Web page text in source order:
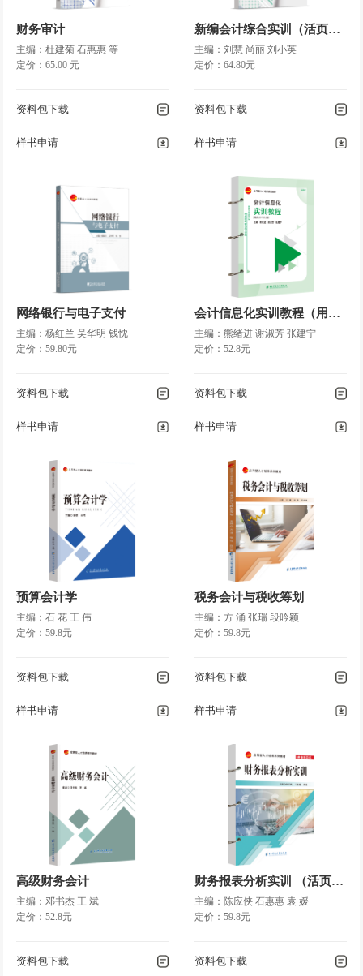
财务审计
主编：杜建菊 石惠惠 等
定价：65.00 元
资料包下载
样书申请
新编会计综合实训（活页式）
主编：刘慧 尚丽 刘小英
定价：64.80元
资料包下载
样书申请
网络银行与电子支付
主编：杨红兰 吴华明 钱忱
定价：59.80元
资料包下载
样书申请
会计信息化实训教程（用友U8V10.1版）（活页式 ）
主编：熊绪进 谢淑芳 张建宁
定价：52.8元
资料包下载
样书申请
预算会计学
主编：石 花 王 伟
定价：59.8元
资料包下载
样书申请
税务会计与税收筹划
主编：方 涌 张瑞 段吟颖
定价：59.8元
资料包下载
样书申请
高级财务会计
主编：邓书杰 王 斌
定价：52.8元
资料包下载
财务报表分析实训 （活页装订）
主编：陈应侠 石惠惠 袁 媛
定价：59.8元
资料包下载